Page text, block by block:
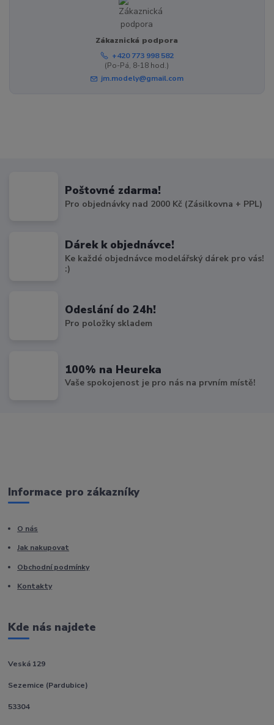
Zákaznická podpora
+420 773 998 582
(Po-Pá, 8-18 hod.)
jm.modely@gmail.com
Poštovné zdarma!
Pro objednávky nad 2000 Kč (Zásilkovna + PPL)
Dárek k objednávce!
Ke každé objednávce modelářský dárek pro vás!
:)
Odeslání do 24h!
Pro položky skladem
100% na Heureka
Vaše spokojenost je pro nás na prvním místě!
Informace pro zákazníky
O nás
Jak nakupovat
Obchodní podmínky
Kontakty
Kde nás najdete
Veská 129
Sezemice (Pardubice)
53304